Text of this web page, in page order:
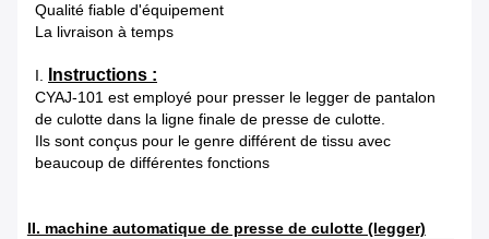
Qualité fiable d'équipement
La livraison à temps
I. Instructions :
CYAJ-101 est employé pour presser le legger de pantalon
de culotte dans la ligne finale de presse de culotte.
Ils sont conçus pour le genre différent de tissu avec
beaucoup de différentes fonctions
II. machine automatique de presse de culotte (legger)